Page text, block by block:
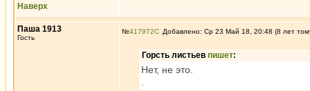
Наверх
Паша 1913
Гость
№417972 Добавлено: Ср 23 Май 18, 20:48 (8 лет
Горсть листьев пишет:
Нет, не это.